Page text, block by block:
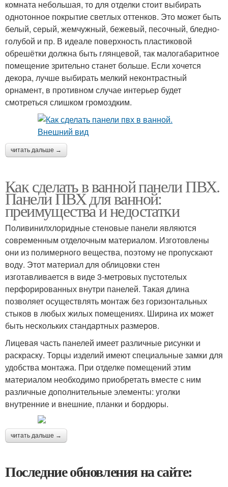
комната небольшая, то для отделки стоит выбирать
однотонное покрытие светлых оттенков. Это может быть
белый, серый, жемчужный, бежевый, песочный, бледно-
голубой и пр. В идеале поверхность пластиковой
обрешётки должна быть глянцевой, так малогабаритное
помещение зрительно станет больше. Если хочется
декора, лучше выбирать мелкий неконтрастный
орнамент, в противном случае интерьер будет
смотреться слишком громоздким.
читать дальше →
Как сделать в ванной панели ПВХ.
Панели ПВХ для ванной:
преимущества и недостатки
Поливинилхлоридные стеновые панели являются
современным отделочным материалом. Изготовлены
они из полимерного вещества, поэтому не пропускают
воду. Этот материал для облицовки стен
изготавливается в виде 3-метровых пустотелых
перфорированных внутри панелей. Такая длина
позволяет осуществлять монтаж без горизонтальных
стыков в любых жилых помещениях. Ширина их может
быть нескольких стандартных размеров.
Лицевая часть панелей имеет различные рисунки и
раскраску. Торцы изделий имеют специальные замки для
удобства монтажа. При отделке помещений этим
материалом необходимо приобретать вместе с ним
различные дополнительные элементы: уголки
внутренние и внешние, планки и бордюры.
читать дальше →
Последние обновления на сайте: